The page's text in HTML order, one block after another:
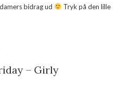
bidrag ud
Tryk på den lille
– Girly